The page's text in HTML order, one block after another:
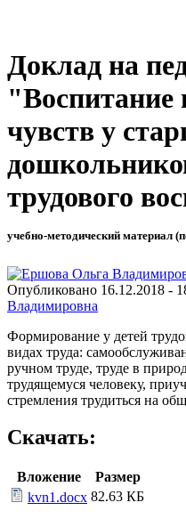
Доклад на
"Воспитание
чувств у
трудового
учебно-методический материал
Опубликовано 16.12.2018 -
Владимировна
Формирование у детей
видах труда:
ручном труде, труде в
трудящемуся человеку,
стремления трудиться на
Скачать:
Вложение
Размер
kvn1.docx 82.63 КБ